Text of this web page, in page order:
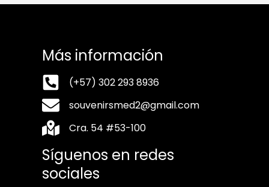
Más información
(+57) 302 293 8936
souvenirsmed2@gmail.com
Cra. 54 #53-100
Síguenos en redes
sociales